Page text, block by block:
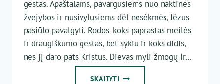
gestas. Apaštalams, pavargusiems nuo naktinės
žvejybos ir nusivylusiems dėl nesėkmės, Jėzus
pasiūlo pavalgyti. Rodos, koks paprastas meilės
ir draugiškumo gestas, bet sykiu ir koks didis,
nes jį daro pats Kristus. Dievas myli žmogų ir…
SKAITYTI MŪSŲ